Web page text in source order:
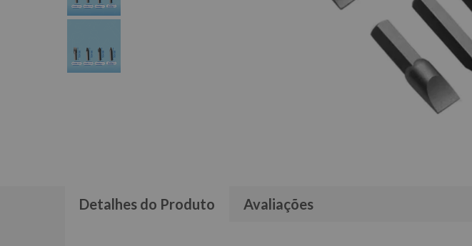
Detalhes do Produto Avaliações